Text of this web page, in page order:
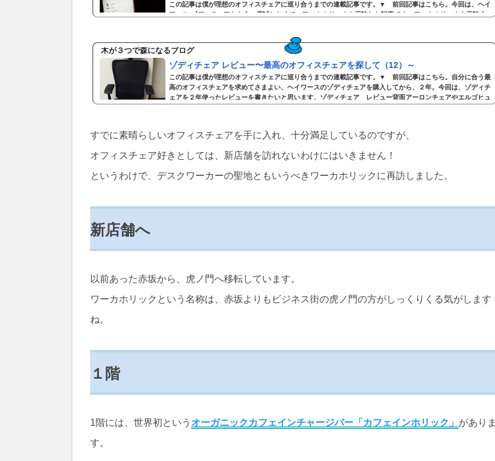
この記事は僕が理想のオフィスチェアに巡り合うまでの連載記事です。▼ 前回記事はこちら。今回は、ヘイ
ワース ゾディチェアをもう一度試したくて、ワーカホリックを再訪した記事です。ワーカホリックを再訪少
を覚えてくれていて、そのときウィルクハーンON.の調整や座り方を教えていただいており、また購入した卓
上傾斜台 a...
木が３つで森になるブログ
ゾディチェア レビュー〜最高のオフィスチェアを探して（12）～
この記事は僕が理想のオフィスチェアに巡り合うまでの連載記事です。▼ 前回記事はこちら。自分に合う最
高のオフィスチェアを求めてさまよい、ヘイワースのゾディチェアを購入してから、２年。今回は、ゾディチ
ェアを２年使ったレビューを書きたいと思います。ゾディチェア レビュー背面アーロンチェアやエルゴヒュ
すでに素晴らしいオフィスチェアを手に入れ、十分満足しているのですが、
オフィスチェア好きとしては、新店舗を訪れないわけにはいきません！
というわけで、デスクワーカーの聖地ともいうべきワーカホリックに再訪しました。
新店舗へ
以前あった赤坂から、虎ノ門へ移転しています。
ワーカホリックという名称は、赤坂よりもビジネス街の虎ノ門の方がしっくりくる気がします
ね。
１階
1階には、世界初という オーガニックカフェインチャージバー「カフェインホリック」 がありま
す。